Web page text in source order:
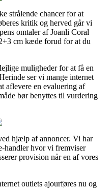
strålende chancer for at
kritik og herved går vi
omtaler af Joanli Coral
cm kæde forud for at du
muligheder for at få en
ser vi mange internet
aflevere en evaluering af
bør benyttes til vurdering
hjælp af annoncer. Vi har
handler hvor vi fremviser
provision når en af vores
outlets ajourføres nu og